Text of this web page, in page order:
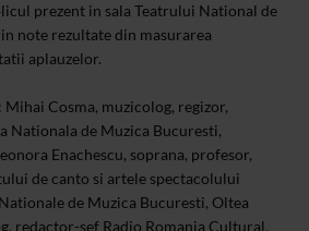
prezent in sala Teatrului National de
note rezultate din masurarea
aplauzelor.
Cosma, muzicolog, regizor,
Nationala de Muzica Bucuresti,
Enachescu, soprana, profesor,
de canto si artele spectacolului
de Muzica Bucuresti, Oltea
redactor-sef Radio Romania Cultural,